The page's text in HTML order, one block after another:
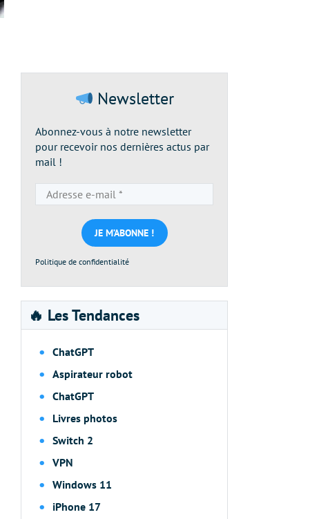
Newsletter
Abonnez-vous à notre newsletter
pour recevoir nos dernières actus par
mail !
e-
mail
*
Politique de confidentialité
🔥 Les Tendances
ChatGPT
Aspirateur robot
ChatGPT
Livres photos
Switch 2
VPN
Windows 11
iPhone 17